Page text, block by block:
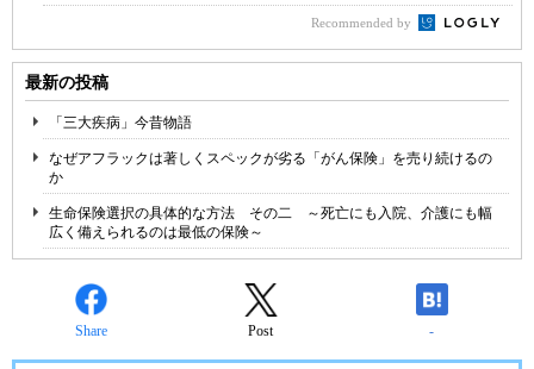
Recommended by
最新の投稿
「三大疾病」今昔物語
なぜアフラックは著しくスペックが劣る「がん保険」を売り続けるの
か
生命保険選択の具体的な方法 その二 ～死亡にも入院、介護にも幅
広く備えられるのは最低の保険～
Share Post -